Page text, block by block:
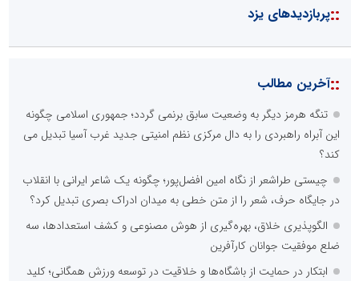
::پربازدیدهای یزد
::آخرین مطالب
تنگه هرمز دیگر به وضعیت سابق برنمی گردد؛ جمهوری اسلامی چگونه
این آبراه راهبردی را به دال مرکزی نظم امنیتی جدید غرب آسیا تبدیل می
کند؟
چیستی طراشعر از نگاه امین افضل‌پور؛ چگونه یک شاعر ایرانی با انقلاب
در جایگاه حرف، شعر را از متن خطی به میدان ادراک بصری تبدیل کرد؟
الگوپذیری خلاق، بهره‌گیری از هوش مصنوعی و کشف استعدادها، سه
ضلع موفقیت جوانان کارآفرین
ابتکار در حمایت از باشگاه‌ها و خلاقیت در توسعه ورزش همگانی؛ کلید